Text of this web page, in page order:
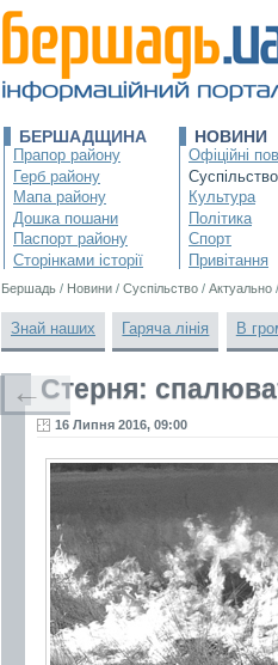
БЕРШАДЩИНА
Прапор району
Герб району
Мапа району
Дошка пошани
Паспорт району
Сторінками історії
НОВИНИ
Офіційні
Суспільство
Культура
Політика
Спорт
Привітання
Бершадь / Новини / Суспільство / Актуально /
Знай наших Гаряча лінія В
Стерня:
16 Липня 2016, 09:00
←